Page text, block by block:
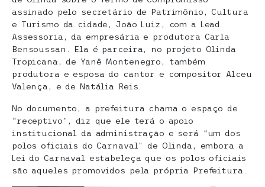
assinado pelo secretário de Patrimônio, Cultura
e Turismo da cidade, João Luiz, com a Lead
Assessoria, da empresária e produtora Carla
Bensoussan. Ela é parceira, no projeto Olinda
Tropicana, de Yanê Montenegro, também
produtora e esposa do cantor e compositor Alceu
Valença, e de Natália Reis.
No documento, a prefeitura chama o espaço de
“receptivo”, diz que ele terá o apoio
institucional da administração e será “um dos
polos oficiais do Carnaval” de Olinda, embora a
Lei do Carnaval estabeleça que os polos oficiais
são aqueles promovidos pela própria Prefeitura.